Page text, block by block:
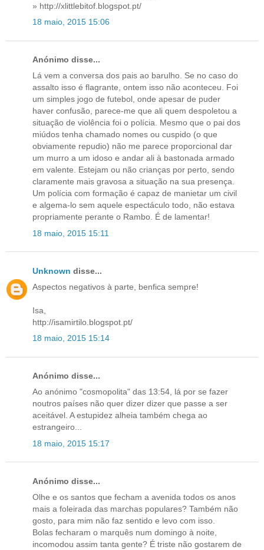
» http://xlittlebitof.blogspot.pt/
18 maio, 2015 15:06
Anónimo disse...
Lá vem a conversa dos pais ao barulho. Se no caso do
assalto isso é flagrante, ontem isso não aconteceu. Foi
um simples jogo de futebol, onde apesar de puder
haver confusão, parece-me que ali quem despoletou a
situação de violência foi o polícia. Mesmo que o pai dos
miúdos tenha chamado nomes ou cuspido (o que
obviamente repudio) não me parece proporcional dar
um murro a um idoso e andar ali à bastonada armado
em valente. Estejam ou não crianças por perto, sendo
claramente mais gravosa a situação na sua presença.
Um polícia com formação é capaz de manietar um civil
e algema-lo sem aquele espectáculo todo, não estava
propriamente perante o Rambo. É de lamentar!
18 maio, 2015 15:11
Unknown disse...
Aspectos negativos à parte, benfica sempre!
Isa,
http://isamirtilo.blogspot.pt/
18 maio, 2015 15:14
Anónimo disse...
Ao anónimo "cosmopolita" das 13:54, lá por se fazer
noutros países não quer dizer dizer que passe a ser
aceitável. A estupidez alheia também chega ao
estrangeiro...
18 maio, 2015 15:17
Anónimo disse...
Olhe e os santos que fecham a avenida todos os anos
mais a foleirada das marchas populares? Também não
gosto, para mim não faz sentido e levo com isso.
Bolas fecharam o marquês num domingo à noite,
incomodou assim tanta gente? É triste não gostarem de